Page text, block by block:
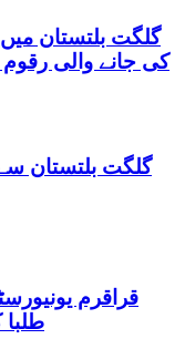
گلگت بلتستان
کی جانے والی
گلگت بلتستان